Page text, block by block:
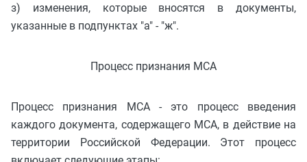
з) изменения, которые вносятся в документы,
указанные в подпунктах "а" - "ж".
Процесс признания МСА
Процесс признания МСА - это процесс введения
каждого документа, содержащего МСА, в действие на
территории Российской Федерации. Этот процесс